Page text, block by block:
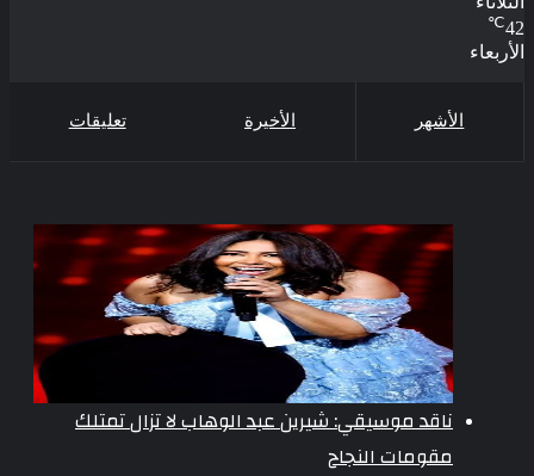
42
℃
الأربعاء
الأشهر الأخيرة تعليقات
ناقد موسيقي: شيرين عبد الوهاب لا تزال تمتلك
مقومات النجاح